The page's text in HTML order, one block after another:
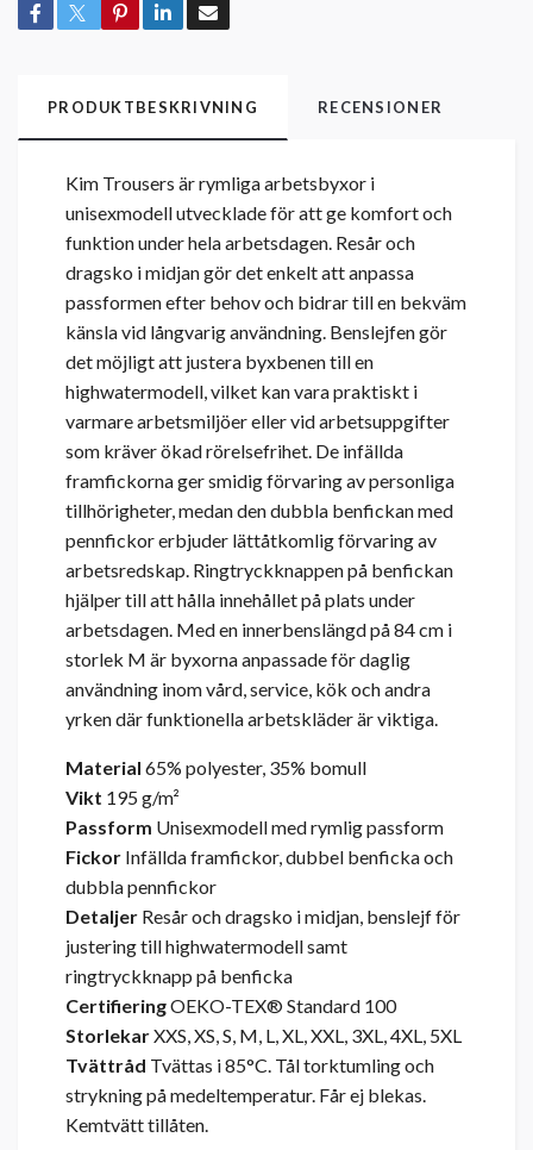
PRODUKTBESKRIVNING RECENSIONER
Kim Trousers är rymliga arbetsbyxor i
unisexmodell utvecklade för att ge komfort och
funktion under hela arbetsdagen. Resår och
dragsko i midjan gör det enkelt att anpassa
passformen efter behov och bidrar till en bekväm
känsla vid långvarig användning. Benslejfen gör
det möjligt att justera byxbenen till en
highwatermodell, vilket kan vara praktiskt i
varmare arbetsmiljöer eller vid arbetsuppgifter
som kräver ökad rörelsefrihet. De infällda
framfickorna ger smidig förvaring av personliga
tillhörigheter, medan den dubbla benfickan med
pennfickor erbjuder lättåtkomlig förvaring av
arbetsredskap. Ringtryckknappen på benfickan
hjälper till att hålla innehållet på plats under
arbetsdagen. Med en innerbenslängd på 84 cm i
storlek M är byxorna anpassade för daglig
användning inom vård, service, kök och andra
yrken där funktionella arbetskläder är viktiga.
Material 65% polyester, 35% bomull
Vikt 195 g/m²
Passform Unisexmodell med rymlig passform
Fickor Infällda framfickor, dubbel benficka och
dubbla pennfickor
Detaljer Resår och dragsko i midjan, benslejf för
justering till highwatermodell samt
ringtryckknapp på benficka
CertifieringOEKO-TEX® Standard 100
StorlekarXXS, XS, S, M, L, XL, XXL, 3XL, 4XL, 5XL
Tvättråd Tvättas i 85°C. Tål torktumling och
strykning på medeltemperatur. Får ej blekas.
Kemtvätt tillåten.